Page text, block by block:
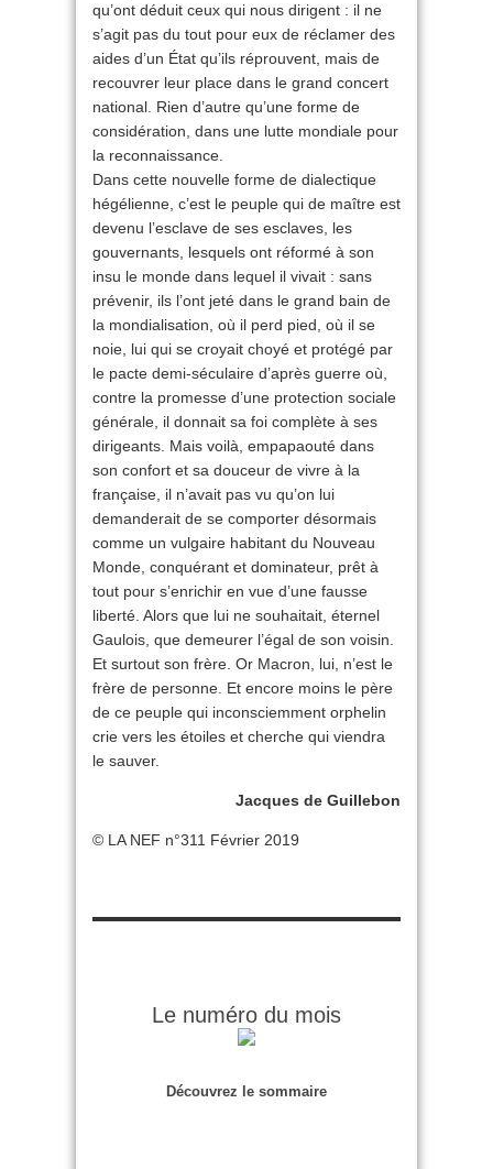
qu’ont déduit ceux qui nous dirigent : il ne
s’agit pas du tout pour eux de réclamer des
aides d’un État qu’ils réprouvent, mais de
recouvrer leur place dans le grand concert
national. Rien d’autre qu’une forme de
considération, dans une lutte mondiale pour
la reconnaissance.
Dans cette nouvelle forme de dialectique
hégélienne, c’est le peuple qui de maître est
devenu l’esclave de ses esclaves, les
gouvernants, lesquels ont réformé à son
insu le monde dans lequel il vivait : sans
prévenir, ils l’ont jeté dans le grand bain de
la mondialisation, où il perd pied, où il se
noie, lui qui se croyait choyé et protégé par
le pacte demi-séculaire d’après guerre où,
contre la promesse d’une protection sociale
générale, il donnait sa foi complète à ses
dirigeants. Mais voilà, empapaouté dans
son confort et sa douceur de vivre à la
française, il n’avait pas vu qu’on lui
demanderait de se comporter désormais
comme un vulgaire habitant du Nouveau
Monde, conquérant et dominateur, prêt à
tout pour s’enrichir en vue d’une fausse
liberté. Alors que lui ne souhaitait, éternel
Gaulois, que demeurer l’égal de son voisin.
Et surtout son frère. Or Macron, lui, n’est le
frère de personne. Et encore moins le père
de ce peuple qui inconsciemment orphelin
crie vers les étoiles et cherche qui viendra
le sauver.
Jacques de Guillebon
© LA NEF n°311 Février 2019
Le numéro du mois
Découvrez le sommaire